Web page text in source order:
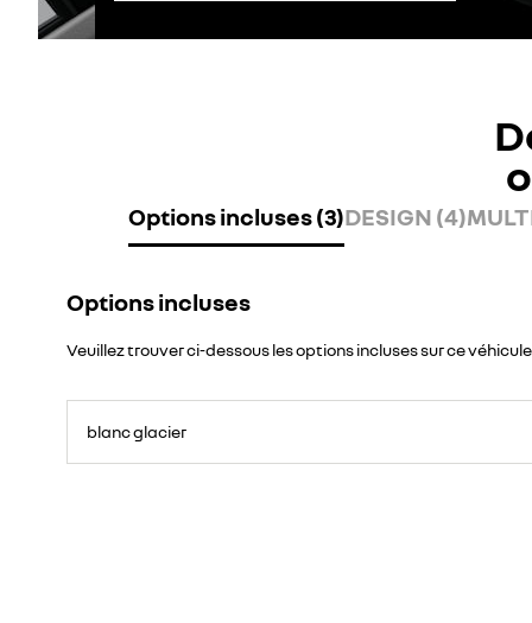
Options incluses (3)DESIGN (4)
Options incluses
Veuillez trouver ci-dessous les options incluses sur ce véhicule
blanc glacier